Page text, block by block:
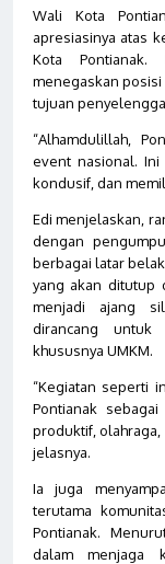
Wali Kota
apresiasinya atas
Kota Pontianak.
menegaskan
tujuan
“Alhamdulillah,
event nasional. Ini
kondusif, dan
Edi menjelaskan,
dengan
berbagai latar
yang akan ditutup
menjadi ajang
dirancang untuk
khususnya UMKM.
“Kegiatan seperti
Pontianak
produktif,
jelasnya.
Ia juga
terutama
Pontianak.
dalam menjaga